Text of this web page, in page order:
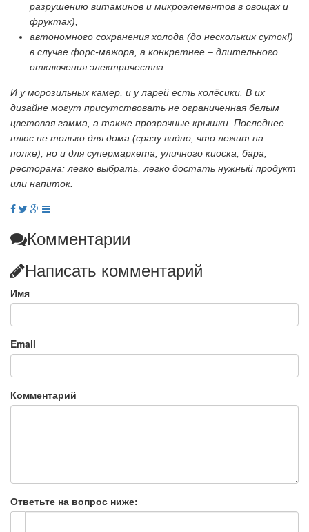
разрушению витаминов и микроэлементов в овощах и
фруктах),
автономного сохранения холода (до нескольких суток!)
в случае форс-мажора, а конкретнее – длительного
отключения электричества.
И у морозильных камер, и у ларей есть колёсики. В их
дизайне могут присутствовать не ограниченная белым
цветовая гамма, а также прозрачные крышки. Последнее –
плюс не только для дома (сразу видно, что лежит на
полке), но и для супермаркета, уличного киоска, бара,
ресторана: легко выбрать, легко достать нужный продукт
или напиток.
Комментарии
Написать комментарий
Имя
Email
Комментарий
Ответьте на вопрос ниже: